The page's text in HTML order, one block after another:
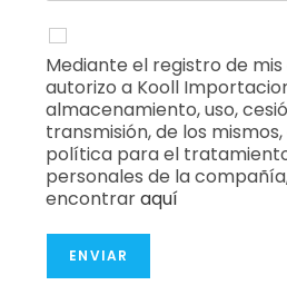
Mediante el registro de
autorizo a Kooll
almacenamiento, uso,
transmisión, de los
política para el
personales de la
encontraraquí
ENVIAR